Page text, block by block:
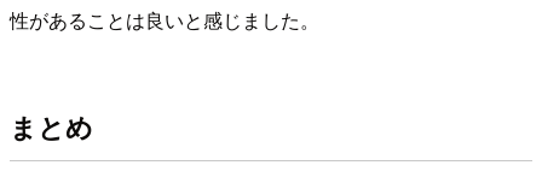
性があることは良いと感じました。
まとめ